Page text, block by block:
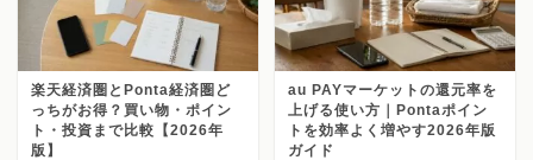
楽天経済圏とPonta経済圏ど
っちがお得？買い物・ポイン
ト・投資まで比較【2026年
版】
au PAYマーケットの還元率を
上げる使い方｜Pontaポイン
トを効率よく増やす2026年版
ガイド